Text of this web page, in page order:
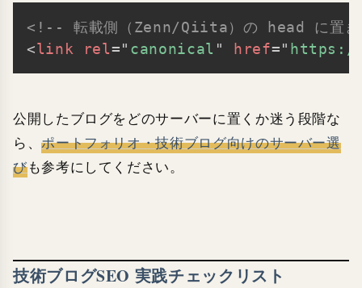
<!-- 転載側（Zenn/Qiita）の head に置き
<link rel=" canonical " href=" https://
Copy
公開したブログをどのサーバーに置くか迷う段階な
ら、ポートフォリオ・技術ブログ向けのサーバー選
びも参考にしてください。
技術ブログSEO 実践チェックリスト